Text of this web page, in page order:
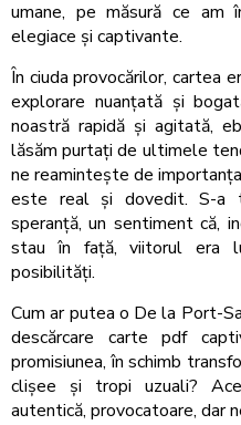
umane, pe măsură ce am
elegiace și captivante.
În ciuda provocărilor, cartea
explorare nuanțată și
noastră rapidă și agitată,
lăsăm purtați de ultimele
ne reamintește de
este real și dovedit. S-a
speranță, un sentiment că,
stau în față, viitorul era
posibilități.
Cum ar putea o De la Port-
descărcare carte pdf
promisiunea, în schimb
clișee și tropi uzuali?
autentică, provocatoare, dar